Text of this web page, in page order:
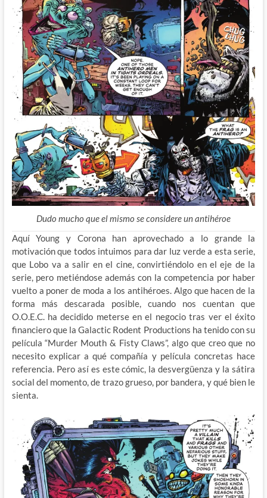
Dudo mucho que el mismo se considere un antihéroe
Aquí Young y Corona han aprovechado a lo grande la
motivación que todos intuimos para dar luz verde a esta serie,
que Lobo va a salir en el cine, convirtiéndolo en el eje de la
serie, pero metiéndose además con la competencia por haber
vuelto a poner de moda a los antihéroes. Algo que hacen de la
forma más descarada posible, cuando nos cuentan que
O.O.E.C. ha decidido meterse en el negocio tras ver el éxito
financiero que la Galactic Rodent Productions ha tenido con su
película “Murder Mouth & Fisty Claws”, algo que creo que no
necesito explicar a qué compañía y película concretas hace
referencia. Pero así es este cómic, la desvergüenza y la sátira
social del momento, de trazo grueso, por bandera, y qué bien le
sienta.